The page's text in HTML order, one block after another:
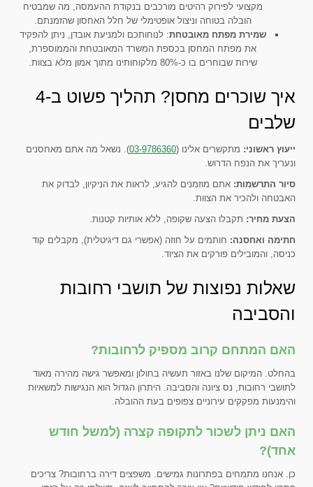
מקצועי לפירוק רהיטים מורכבים בנקודת ההעמסה, מה שמבטיח
הובלה בטוחה וניצול אופטימלי של חלל האחסון שהזמנתם.
שמירת מפתח מאובטחת: לנוחותכם ולמניעת אובדן, ניתן להפקיד
את מפתח המחסן בכספת המשרד המאובטחת והממוספרת,
שירות שבוחרים בו כ-80% מלקוחותינו מתוך אמון מלא בצוות.
איך שוכרים מחסן? תהליך פשוט ב-4
שלבים
ייעוץ ראשוני: מתקשרים אלינו (03-9786360). נשאל מה אתם מאחסנים
ונעריך את הנפח הדרוש.
סיור התרשמות: אתם מוזמנים להגיע, לראות את הניקיון, לבדוק את
האבטחה ולהכיר את הצוות.
הצעת מחיר: תקבלו הצעה שקופה, ללא אותיות קטנות.
חתימה ואחסנה: חותמים על חוזה (אפשרי גם דיגיטלית), מקבלים קוד
כניסה, והמובילים פורקים את הציוד.
שאלות נפוצות של תושבי רחובות
והסביבה
האם המתחם קרוב מספיק לרחובות?
בהחלט. המיקום שלנו באזור תעשיה בחולון ומאפשר גישה מהירה מאוד
לתושבי רחובות, נס ציונה והסביבה. היתרון הגדול הוא הנגישות למשאיות
והימנעות מפקקים עירוניים צפופים בעת ההובלה.
האם ניתן לשכור לתקופה קצרה (למשל חודש
אחד)?
כן. אנחנו מתמחים בפתרונות גמישים. משפצים דירה ברחובות? צריכים